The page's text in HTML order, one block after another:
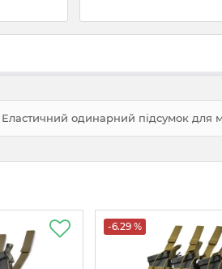
Еластичний одинарний підсумок для
-6.29 %